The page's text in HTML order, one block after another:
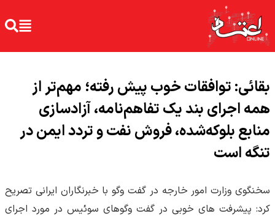
بقائی: توافقات خوب پیش رفته؛ مهم‌تر از
همه اجرای بند یک تفاهم‌نامه، آزادسازی
منابع بلوکه‌شده، فروش نفت و تردد ایمن در
تنگه است
سخنگوی وزارت امور خارجه در گفت وگو با خبرنگاران ایرانی تصریح
کرد: پیشرفت های خوبی در گفت وگوهای سوئیس در مورد اجرای